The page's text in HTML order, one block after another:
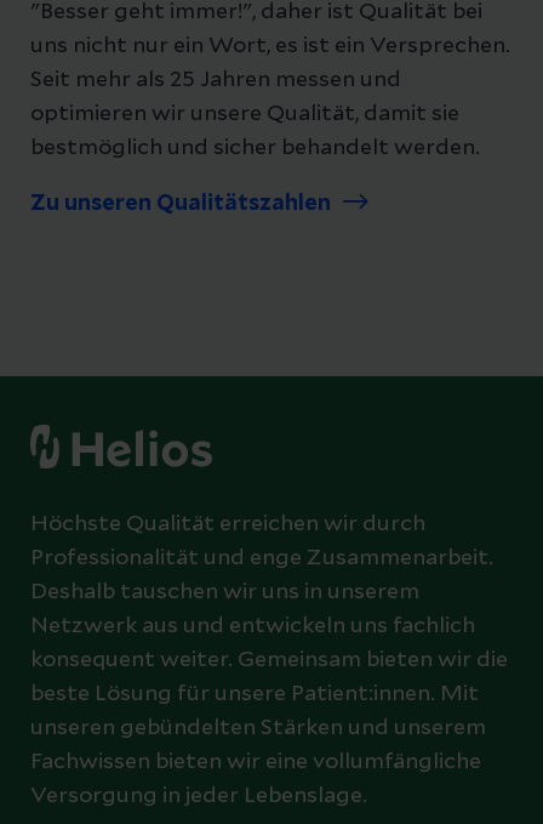
"Besser geht immer!", daher ist Qualität bei
uns nicht nur ein Wort, es ist ein Versprechen.
Seit mehr als 25 Jahren messen und
optimieren wir unsere Qualität, damit sie
bestmöglich und sicher behandelt werden.
Zu unseren Qualitätszahlen
Höchste Qualität erreichen wir durch
Professionalität und enge Zusammenarbeit.
Deshalb tauschen wir uns in unserem
Netzwerk aus und entwickeln uns fachlich
konsequent weiter. Gemeinsam bieten wir die
beste Lösung für unsere Patient:innen. Mit
unseren gebündelten Stärken und unserem
Fachwissen bieten wir eine vollumfängliche
Versorgung in jeder Lebenslage.